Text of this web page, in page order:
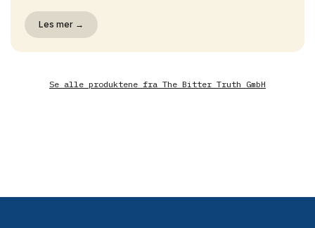
Les mer →
Se alle produktene fra The Bitter Truth GmbH